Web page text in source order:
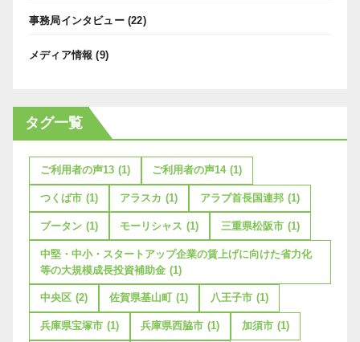
事務局インタビュー(22)
メディア情報 (9)
タグ一覧
ご利用者の声13 (1) ご利用者の声14 (1)
つくば市 (1) アラスカ (1) アラブ首長国連邦 (1)
ブータン (1) モーリシャス (1) 三重県松阪市 (1)
中堅・中小・スタートアップ企業の賃上げに向けた省力化
等の大規模成長投資補助金 (1)
中央区 (2) 佐賀県基山町 (1) 八王子市 (1)
兵庫県宝塚市 (1) 兵庫県西脇市 (1) 加須市 (1)